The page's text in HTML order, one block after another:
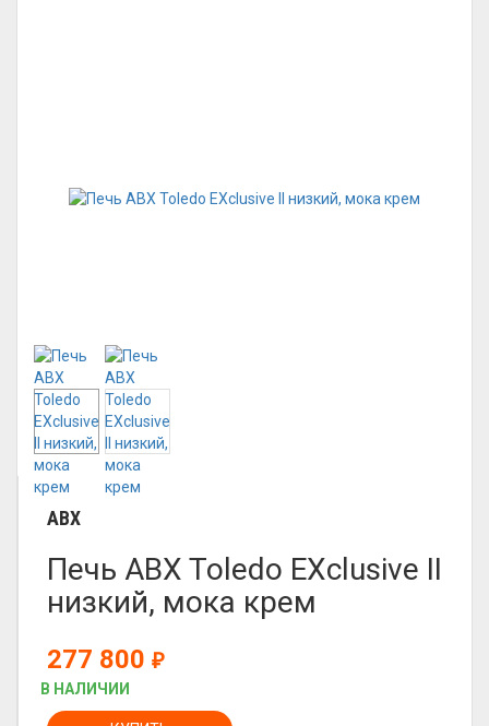
ABX
Печь ABX Toledo EXclusive II
низкий, мока крем
277 800 ₽
В НАЛИЧИИ